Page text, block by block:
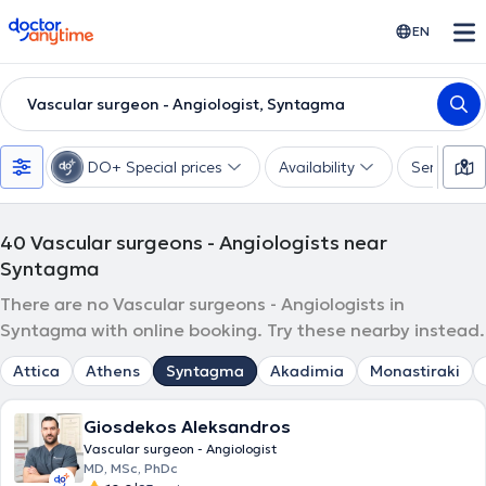
doctoranytime EN
Vascular surgeon - Angiologist, Syntagma
DO+ Special prices Availability Services
40 Vascular surgeons - Angiologists near
Syntagma
There are no Vascular surgeons - Angiologists in
Syntagma with online booking. Try these nearby instead.
Attica Athens Syntagma Akadimia Monastiraki
Giosdekos Aleksandros
Vascular surgeon - Angiologist
MD, MSc, PhDc